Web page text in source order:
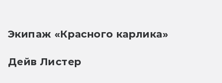
Экипаж «Красного карлика»
Дейв Листер